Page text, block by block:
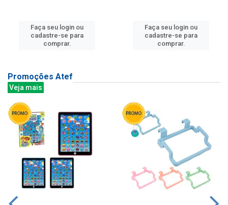
Faça seu login ou
cadastre-se para
comprar.
Faça seu login ou
cadastre-se para
comprar.
Promoções Atef
Veja mais